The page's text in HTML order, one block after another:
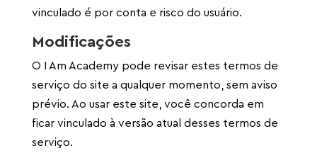
vinculado é por conta e risco do usuário.
Modificações
O I Am Academy pode revisar estes termos de
serviço do site a qualquer momento, sem aviso
prévio. Ao usar este site, você concorda em
ficar vinculado à versão atual desses termos de
serviço.